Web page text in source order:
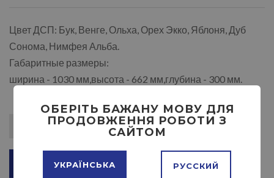
Цвет ДСП: Бук, Венге, Ольха, Орех Экко, Яблоня, Дуб
Сонома, Нимфея Альба.
Габаритные размеры:
ширина - 1030 мм,высота - 662 мм,глубина - 300 мм.
ДОБАВИТЬ В КОРЗИНУ
ОБЕРІТЬ БАЖАНУ МОВУ ДЛЯ
ПРОДОВЖЕННЯ РОБОТИ З
САЙТОМ
УКРАЇНСЬКА РУССКИЙ